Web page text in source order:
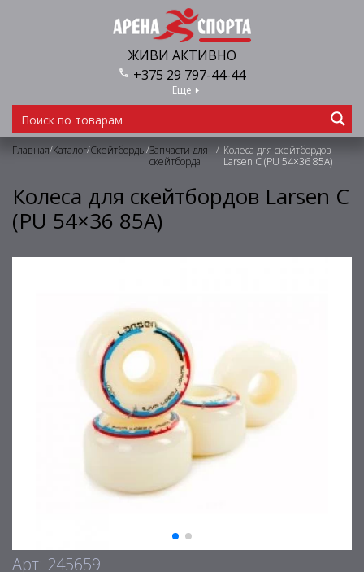
ЖИВИ АКТИВНО
+375 29 797-44-44
Еще
Главная/Каталог/Скейтборды/Запчасти для
скейтборда
/ Колеса для скейтбордов
Larsen C (PU 54×36 85A)
Колеса для скейтбордов Larsen C
(PU 54×36 85A)
Арт: 245659